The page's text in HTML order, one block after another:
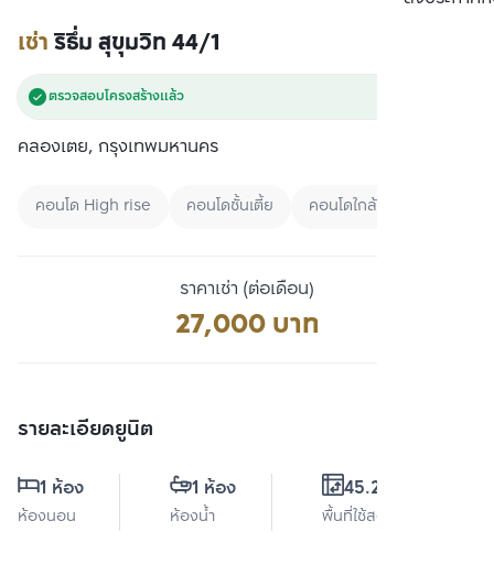
เช่าริธึ่ม สุขุมวิท 44/1
ตรวจสอบโครงสร้างแล้ว
คลองเตย, กรุงเทพมหานคร
คอนโด High rise คอนโดชั้นเตี้ย คอนโดใกล้มหาลัย
ราคาเช่า (ต่อเดือน)
27,000 บาท
รายละเอียดยูนิต
1 ห้อง
ห้องนอน
1 ห้อง
ห้องน้ำ
45.29 ตร.ม.
พื้นที่ใช้สอย